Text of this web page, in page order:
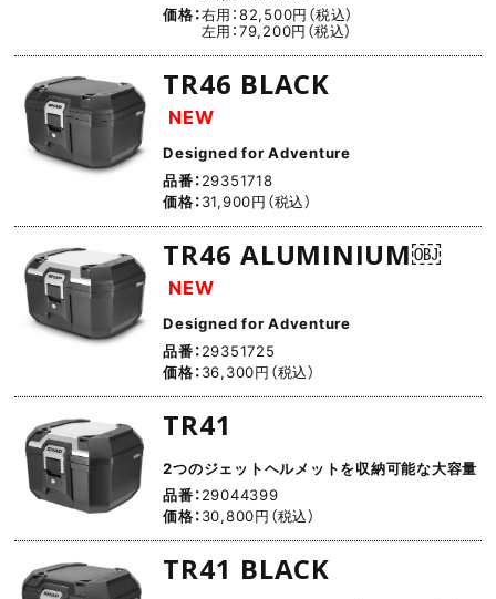
価格：右用：82,500円（税込）
左用：79,200円（税込）
TR46 BLACK
NEW
Designed for Adventure
品番：29351718
価格：31,900円（税込）
TR46 ALUMINIUM￼
NEW
Designed for Adventure
品番：29351725
価格：36,300円（税込）
TR41
2つのジェットヘルメットを収納可能な大容量
品番：29044399
価格：30,800円（税込）
TR41 BLACK